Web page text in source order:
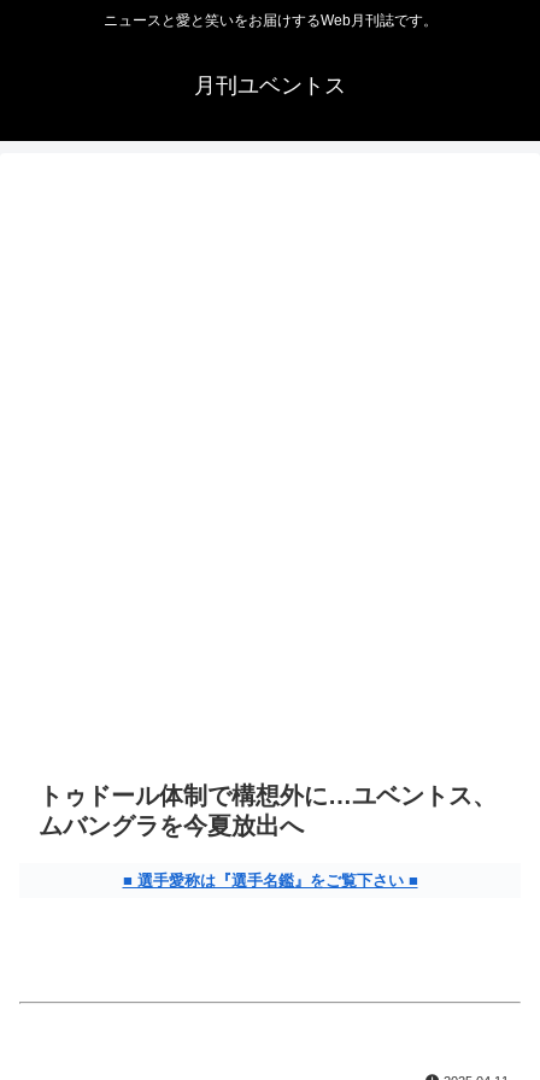
ニュースと愛と笑いをお届けするWeb月刊誌です。
月刊ユベントス
トゥドール体制で構想外に…ユベントス、
ムバングラを今夏放出へ
■ 選手愛称は『選手名鑑』をご覧下さい ■